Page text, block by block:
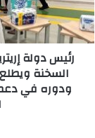
بالعين
السخنة
ويطلع
التصنيعية
رئيس دولة
السخنة
ودوره في دعم